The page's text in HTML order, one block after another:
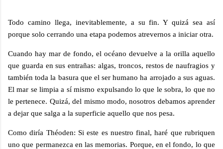
Todo camino llega, inevitablemente, a su fin. Y quizá sea así
porque solo cerrando una etapa podemos atrevernos a iniciar otra.
Cuando hay mar de fondo, el océano devuelve a la orilla aquello
que guarda en sus entrañas: algas, troncos, restos de naufragios y
también toda la basura que el ser humano ha arrojado a sus aguas.
El mar se limpia a sí mismo expulsando lo que le sobra, lo que no
le pertenece. Quizá, del mismo modo, nosotros debamos aprender
a dejar que salga a la superficie aquello que nos pesa.
Como diría Théoden: Si este es nuestro final, haré que rubriquen
uno que permanezca en las memorias. Porque, en el fondo, lo que